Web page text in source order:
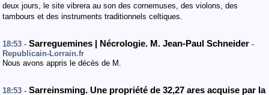
deux jours, le site vibrera au son des cornemuses, des violons, des
tambours et des instruments traditionnels celtiques.
18:53 - Sarreguemines | Nécrologie. M. Jean-Paul Schneider -
Republicain-Lorrain.fr
Nous avons appris le décès de M.
18:53 - Sarreinsming. Une propriété de 32,27 ares acquise par la